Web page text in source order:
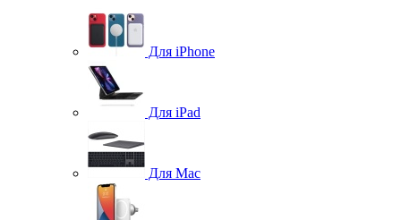
Для iPhone
Для iPad
Для Mac